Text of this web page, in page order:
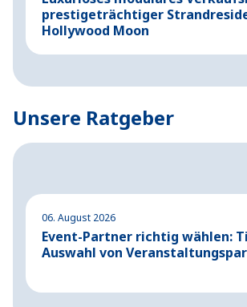
prestigeträchtiger
Hollywood Moon
Unsere Ratgeber
06. August 2026
Event-Partner richtig wählen:
Auswahl von